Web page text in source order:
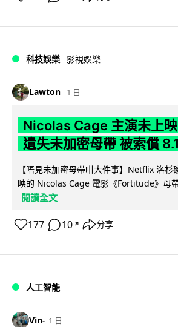
科技娛樂 影視娛樂
Lawton 1 日
Nicolas Cage 主演未上
遺失未加密母帶 被索償
【唔見未加密母帶咁大件事】Netflix 洛杉
映的 Nicolas Cage 電影《Fortitude》母
閱讀全文
177 10 ↗ 分享
人工智能
Vin 1 日